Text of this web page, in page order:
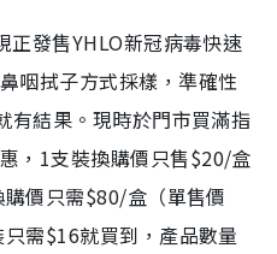
正發售YHLO新冠病毒快速
咽拭子方式採樣，準確性
有結果。現時於門市買滿指
，1支裝換購價只售$20/盒
購價只需$80/盒（單售價
需$16就買到，產品數量